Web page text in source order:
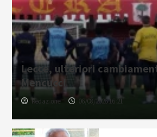
Lecce, ulteriori
Mencucci
Redazione 06/08/2026 16:21